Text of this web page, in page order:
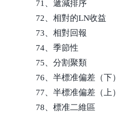
71、遞減排序
72、相對的LN收益
73、相對回報
74、季節性
75、分割聚類
76、半標准偏差（下）
77、半標准偏差（上）
78、標准二維區